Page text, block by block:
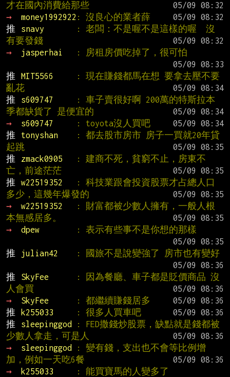
才在國內消費給那些
→
money1992922 : 沒良心的業者薛
推
snavy
: 老闆：不是喔不是這樣的喔  沒
有要發錢
→
jasperhai
: 房租房價吃掉了，很可怕
推
MIT5566
: 現在賺錢都馬在想 要拿去壓不要
亂花
推
s609747
: 車子賣很好啊 200萬的特斯拉本
季都缺貨了 是便宜的
→
s609747 : toyota沒人買吧
推
tonyshan
: 都去股市房市 房子一買就20年貸
起跳
推
zmack0905
: 建商不死，貧窮不止，房東不
亡，前途茫茫
推
w22519352
: 科技業跟會投資股票才占總人口
多少，這幾年爆發的
→
w22519352
: 財富都被少數人擁有，一般人根
本無感居多。
→
dpew
: 表示有些事不是你想的那樣
推
julian42
: 國旅不是說變強了 房市也有變好
推
SkyFee
: 因為餐廳、車子都是貶價商品 沒
人會買
→
SkyFee : 都繼續賺錢居多
推
k255033 : 很多人買車吧
推
sleepinggod
: FED撒錢炒股票，缺點就是錢都被
少數人拿走，可是人
→
sleepinggod
: 變有錢，支出也不會等比例增
加，例如一天吃6餐
→
k255033
: 能買寶馬的人變多了